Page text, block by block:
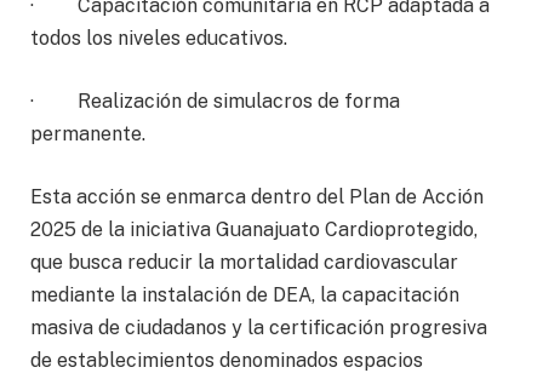
· Capacitación comunitaria en RCP adaptada a
todos los niveles educativos.
· Realización de simulacros de forma
permanente.
Esta acción se enmarca dentro del Plan de Acción
2025 de la iniciativa Guanajuato Cardioprotegido,
que busca reducir la mortalidad cardiovascular
mediante la instalación de DEA, la capacitación
masiva de ciudadanos y la certificación progresiva
de establecimientos denominados espacios